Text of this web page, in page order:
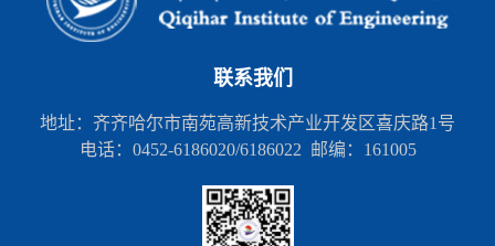
联系我们
地址：齐齐哈尔市南苑高新技术产业开发区喜庆路1号
电话：0452-6186020/6186022 邮编：161005